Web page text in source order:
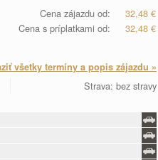
Cena zájazdu od:
32,48 €
Cena s príplatkami od:
32,48 €
všetky termíny a popis zájazdu »
Strava: bez stravy